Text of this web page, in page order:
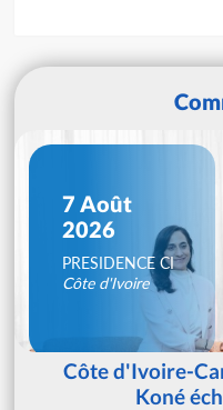
7 Août
2026
PRESIDENCE CI
Côte d'Ivoire
Côte d'Ivoire-
Koné